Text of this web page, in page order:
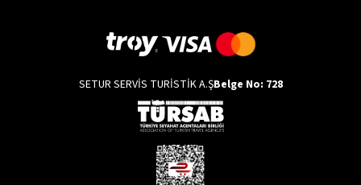
SETUR SERVİS TURİSTİK A.ŞBelge No: 728